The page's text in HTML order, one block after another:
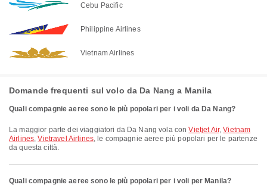
Cebu Pacific
Philippine Airlines
Vietnam Airlines
Domande frequenti sul volo da Da Nang a Manila
Quali compagnie aeree sono le più popolari per i voli da Da Nang?
La maggior parte dei viaggiatori da Da Nang vola conVietjet Air,Vietnam
Airlines,Vietravel Airlines, le compagnie aeree più popolari per le partenze
da questa città.
Quali compagnie aeree sono le più popolari per i voli per Manila?